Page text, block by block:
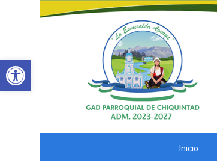
Abrir barra de herramientas
Inicio